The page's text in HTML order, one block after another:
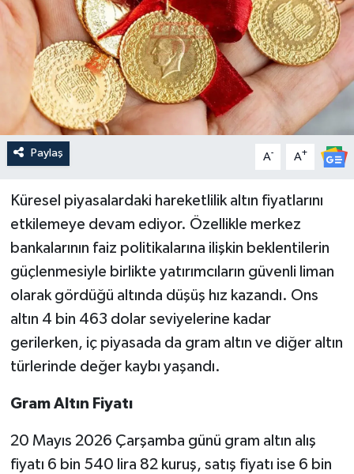
Paylaş A- A+
Küresel piyasalardaki hareketlilik altın fiyatlarını
etkilemeye devam ediyor. Özellikle merkez
bankalarının faiz politikalarına ilişkin beklentilerin
güçlenmesiyle birlikte yatırımcıların güvenli liman
olarak gördüğü altında düşüş hız kazandı. Ons
altın 4 bin 463 dolar seviyelerine kadar
gerilerken, iç piyasada da gram altın ve diğer altın
türlerinde değer kaybı yaşandı.
Gram Altın Fiyatı
20 Mayıs 2026 Çarşamba günü gram altın alış
fiyatı 6 bin 540 lira 82 kuruş, satış fiyatı ise 6 bin